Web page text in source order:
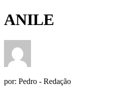
ANILE
por: Pedro - Redação